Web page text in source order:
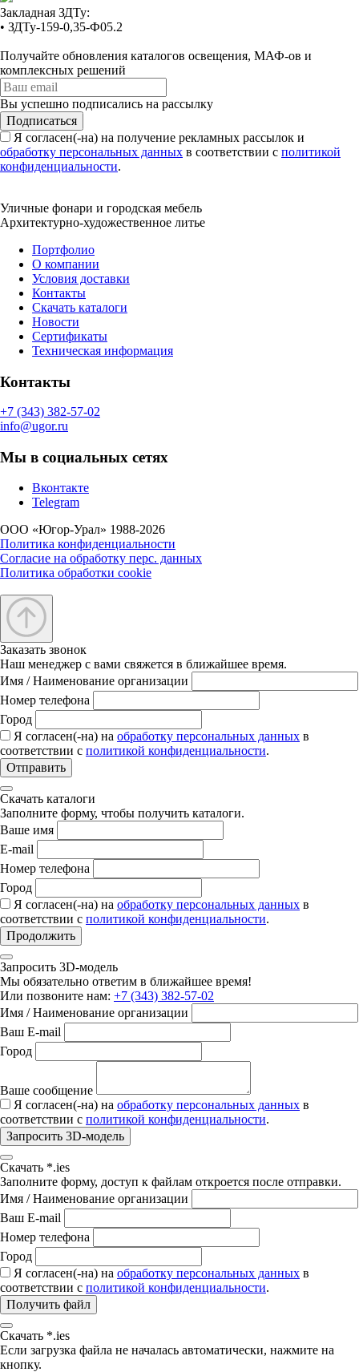
Закладная ЗДТу:
• ЗДТу-159-0,35-Ф05.2
Получайте обновления каталогов освещения, МАФ-ов и
комплексных решений
Вы успешно подписались на рассылку
Подписаться
Я согласен(-на) на получение рекламных рассылок и
обработку персональных данных в соответствии с политикой
конфиденциальности.
Уличные фонари и городская мебель
Архитектурно-художественное литье
Портфолио
О компании
Условия доставки
Контакты
Скачать каталоги
Новости
Сертификаты
Техническая информация
Контакты
+7 (343) 382-57-02
info@ugor.ru
Мы в социальных сетях
Вконтакте
Telegram
ООО «Югор-Урал» 1988-2026
Политика конфиденциальности
Согласие на обработку перс. данных
Политика обработки cookie
Заказать звонок
Наш менеджер с вами свяжется в ближайшее время.
Имя / Наименование организации
Номер телефона
Город
Я согласен(-на) на обработку персональных данных в
соответствии с политикой конфиденциальности.
Отправить
Скачать каталоги
Заполните форму, чтобы получить каталоги.
Ваше имя
E-mail
Номер телефона
Город
Я согласен(-на) на обработку персональных данных в
соответствии с политикой конфиденциальности.
Продолжить
Запросить 3D-модель
Мы обязательно ответим в ближайшее время!
Или позвоните нам: +7 (343) 382-57-02
Имя / Наименование организации
Ваш E-mail
Город
Ваше сообщение
Я согласен(-на) на обработку персональных данных в
соответствии с политикой конфиденциальности.
Запросить 3D-модель
Скачать *.ies
Заполните форму, доступ к файлам откроется после отправки.
Имя / Наименование организации
Ваш E-mail
Номер телефона
Город
Я согласен(-на) на обработку персональных данных в
соответствии с политикой конфиденциальности.
Получить файл
Скачать *.ies
Если загрузка файла не началась автоматически, нажмите на
кнопку.